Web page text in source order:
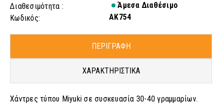
Διαθεσιμότητα :
Άμεσα Διαθέσιμο
Κωδικός:
AK754
ΠΕΡΙΓΡΑΦΗ
ΧΑΡΑΚΤΗΡΙΣΤΙΚΑ
Χάντρες τύπου Miyuki σε συσκευασία 30-40 γραμμαρίων.